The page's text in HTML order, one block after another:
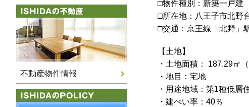
不動産物件情報
□物件種別：新築一戸建
□所在地：八王子市北野
□交通：京王線「北野
【土地】
・土地面積： 187.29㎡
・地目：宅地
・用途地域：第1種低層
・建ぺい率：40％